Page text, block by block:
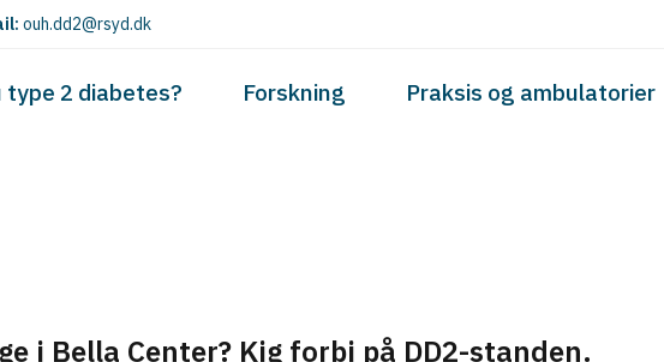
ouh.dd2@rsyd.dk
type 2 diabetes? Forskning Praksis og ambulatorier
i Bella Center? Kig forbi på DD2-standen.